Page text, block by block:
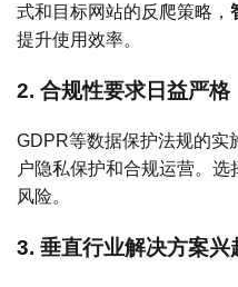
式和目标网站的反爬策略，
提升使用效率。
2. 合规性要求日益严格
GDPR等数据保护法规的实
户隐私保护和合规运营。
风险。
3. 垂直行业解决方案兴